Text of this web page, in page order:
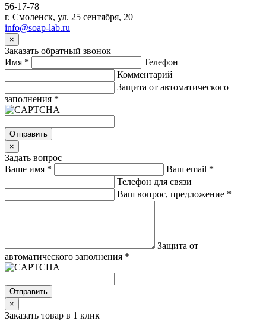
56-17-78
г. Смоленск, ул. 25 сентября, 20
info@soap-lab.ru
×
Заказать обратный звонок
Имя *
Телефон
Комментарий
Защита от автоматического
заполнения *
Отправить
×
Задать вопрос
Ваше имя * Ваш email *
Телефон для связи
Ваш вопрос, предложение *
Защита от
автоматического заполнения *
Отправить
×
Заказать товар в 1 клик